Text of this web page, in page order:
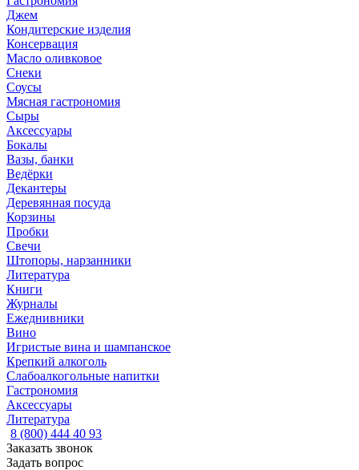
Джем
Кондитерские изделия
Консервация
Масло оливковое
Снеки
Соусы
Мясная гастрономия
Сыры
Аксессуары
Бокалы
Вазы, банки
Ведёрки
Декантеры
Деревянная посуда
Корзины
Пробки
Свечи
Штопоры, нарзанники
Литература
Книги
Журналы
Ежеднивники
Вино
Игристые вина и шампанское
Крепкий алкоголь
Слабоалкогольные напитки
Гастрономия
Аксессуары
Литература
8 (800) 444 40 93
Заказать звонок
Задать вопрос